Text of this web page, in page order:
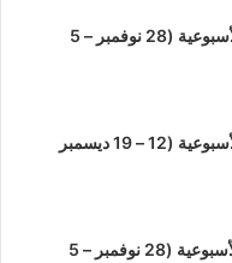
نشرة أخبار الأنمي الأسبوعية (28 نوفمبر – 5
نشرة أخبار الأنمي الأسبوعية (12 – 19 ديسمبر
نشرة أخبار المانجا الأسبوعية (28 نوفمبر – 5